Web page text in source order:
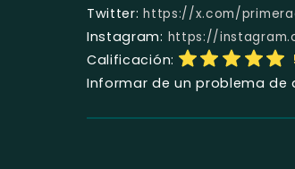
Twitter: https://x.com/
Instagram: https://
Calificación:
Informar de un problema de